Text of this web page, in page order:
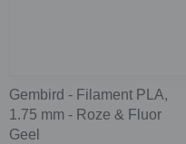
Gembird - Filament PLA,
1.75 mm - Roze & Fluor
Geel